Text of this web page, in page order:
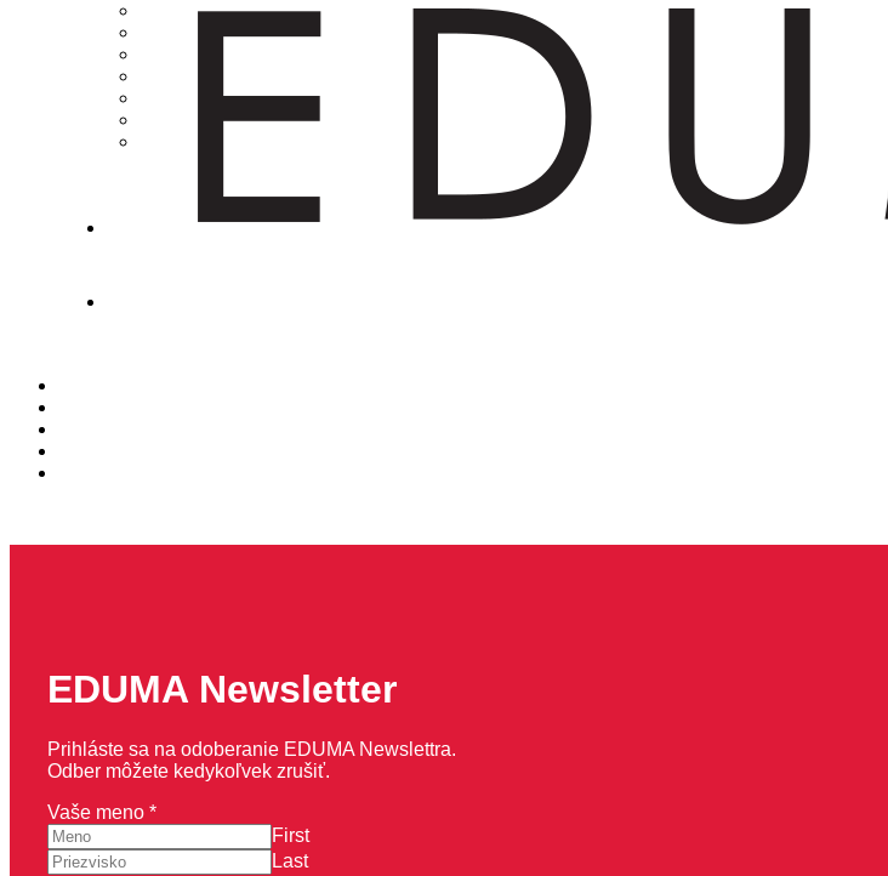
EDUMA Newsletter
Prihláste sa na odoberanie EDUMA Newslettra.
Odber môžete kedykoľvek zrušiť.
Vaše meno *
First
Last